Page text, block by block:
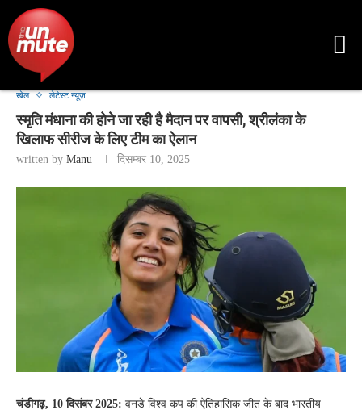
खेल लेटेस्ट न्यूज़
स्मृति मंधाना की होने जा रही है मैदान पर वापसी, श्रीलंका के
खिलाफ सीरीज के लिए टीम का ऐलान
written by Manu दिसम्बर 10, 2025
चंडीगढ़, 10 दिसंबर 2025: वनडे विश्व कप की ऐतिहासिक जीत के बाद भारतीय